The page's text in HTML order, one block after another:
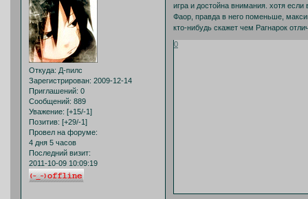
Откуда: Д-пилс
Зарегистрирован: 2009-12-14
Приглашений: 0
Сообщений: 889
Уважение: [+15/-1]
Позитив: [+29/-1]
Провел на форуме:
4 дня 5 часов
Последний визит:
2011-10-09 10:09:19
игра и достойна внимания. хотя
Фаор, правда в него поменьше,
кто-нибудь скажет чем Рагнарок
0